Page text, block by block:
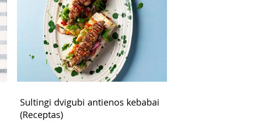
Sultingi dvigubi antienos kebabai
(Receptas)